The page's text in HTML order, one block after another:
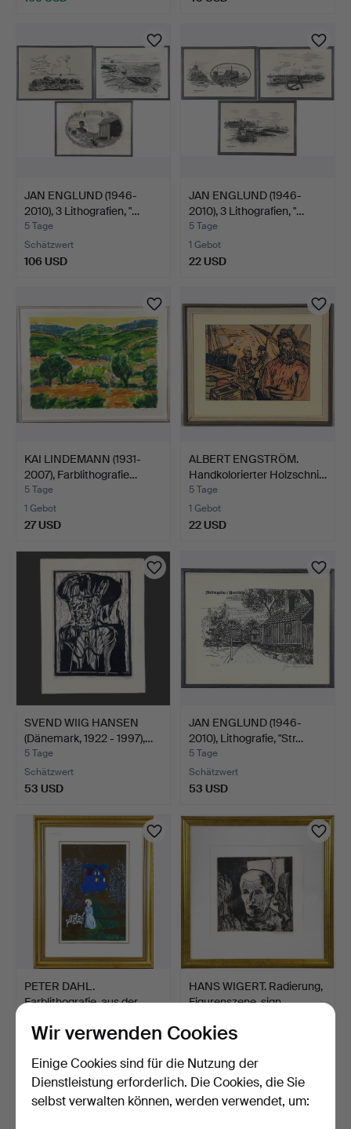
JAN ENGLUND (1946-
2010), 3 Lithografien, "…
5 Tage
Schätzwert
106 USD
JAN ENGLUND (1946-
2010), 3 Lithografien, "…
5 Tage
1 Gebot
22 USD
KAI LINDEMANN (1931-
2007), Farblithografie…
5 Tage
1 Gebot
27 USD
ALBERT ENGSTRÖM.
Handkolorierter Holzschni…
5 Tage
1 Gebot
22 USD
SVEND WIIG HANSEN
(Dänemark, 1922 - 1997),…
5 Tage
Schätzwert
53 USD
JAN ENGLUND (1946-
2010), Lithografie, "Str…
5 Tage
Schätzwert
53 USD
PETER DAHL.
Farblithografie, aus der
7 Gebote
HANS WIGERT. Radierung,
Figurenszene, sign…
Schätzwert
Wir verwenden Cookies
Einige Cookies sind für die Nutzung der
Dienstleistung erforderlich. Die Cookies, die Sie
selbst verwalten können, werden verwendet, um: